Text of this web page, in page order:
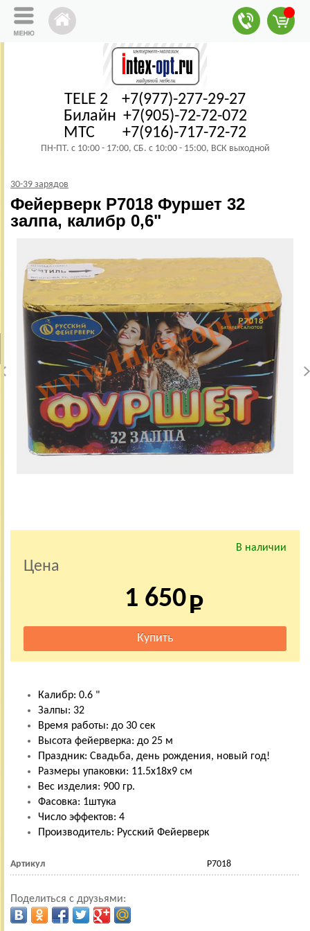
TELE 2 +7(977)-277-29-27
Билайн +7(905)-72-72-072
МТС +7(916)-717-72-72
ПН-ПТ. с 10:00 - 17:00, СБ. с 10:00 - 15:00, ВСК выходной
30-39 зарядов
Фейерверк Р7018 Фуршет 32
залпа, калибр 0,6"
В наличии
Цена
1 650
Калибр: 0.6 "
Залпы: 32
Время работы: до 30 сек
Высота фейерверка: до 25 м
Праздник: Свадьба, день рождения, новый год!
Размеры упаковки: 11.5х18х9 см
Вес изделия: 900 гр.
Фасовка: 1штука
Число эффектов: 4
Производитель: Русский Фейерверк
Артикул Р7018
Поделиться с друзьями: